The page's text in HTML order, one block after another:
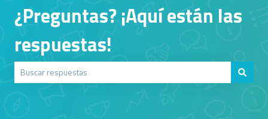
¿Preguntas? ¡Aquí están las
respuestas!